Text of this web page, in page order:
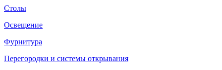
Столы
Освещение
Фурнитура
Перегородки и системы открывания